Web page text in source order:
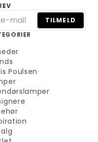
TILMELD
Poulsen